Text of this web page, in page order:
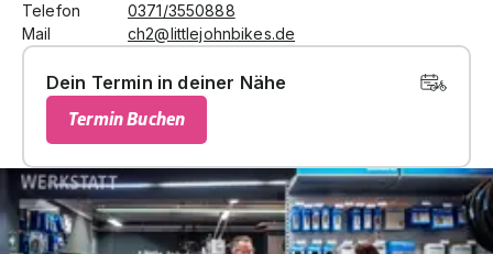
Telefon
0371/3550888
Mail
ch2@littlejohnbikes.de
Dein Termin in deiner Nähe
Termin Buchen